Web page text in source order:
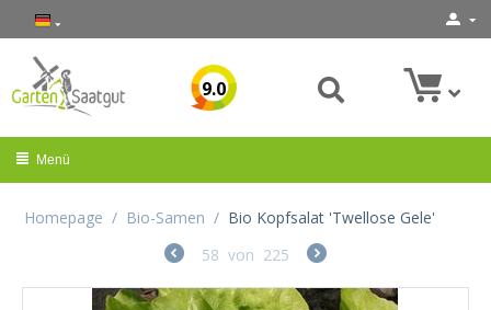
9.0
Menü
Homepage / Bio-Samen / Bio Kopfsalat 'Twellose Gele'
58 von 225